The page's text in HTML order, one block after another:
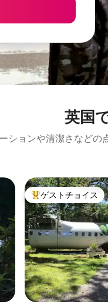
英国
ションや清潔さなど
大好評のゲストチョ
ゲストチョイス